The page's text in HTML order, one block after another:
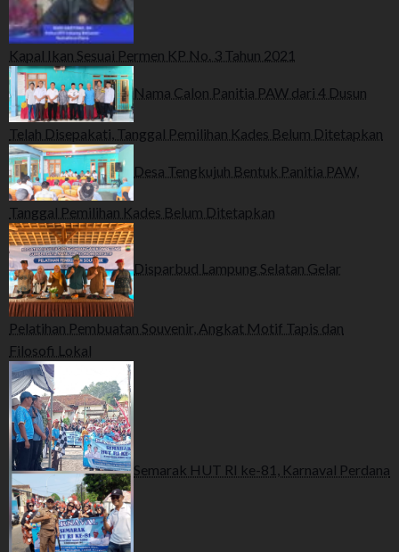
Kapal Ikan Sesuai Permen KP No. 3 Tahun 2021
Nama Calon Panitia PAW dari 4 Dusun
Telah Disepakati, Tanggal Pemilihan Kades Belum Ditetapkan
Desa Tengkujuh Bentuk Panitia PAW,
Tanggal Pemilihan Kades Belum Ditetapkan
Disparbud Lampung Selatan Gelar
Pelatihan Pembuatan Souvenir, Angkat Motif Tapis dan
Filosofi Lokal
Semarak HUT RI ke-81, Karnaval Perdana